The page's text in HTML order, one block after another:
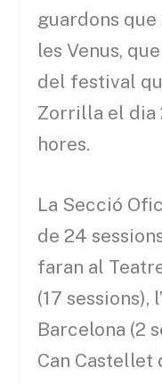
guardons
les Venus,
del festival
Zorrilla el dia
hores.
La Secció
de 24
faran al
(17 sessions),
Barcelona (2
Can Castellet